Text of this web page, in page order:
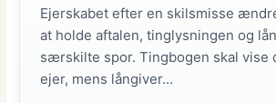
Ejerskabet efter en skilsmisse
at holde aftalen, tinglysningen og
særskilte spor. Tingbogen skal vise
ejer, mens långiver...